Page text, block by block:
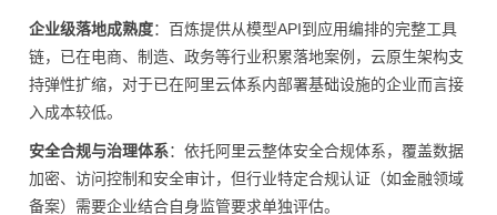
企业级落地成熟度：百炼提供从模型API到应用编排的完整工具
链，已在电商、制造、政务等行业积累落地案例，云原生架构支
持弹性扩缩，对于已在阿里云体系内部署基础设施的企业而言接
入成本较低。
安全合规与治理体系：依托阿里云整体安全合规体系，覆盖数据
加密、访问控制和安全审计，但行业特定合规认证（如金融领域
备案）需要企业结合自身监管要求单独评估。